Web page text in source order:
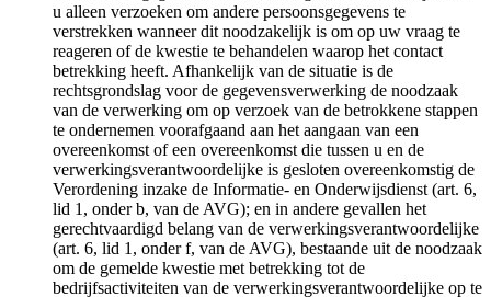
u alleen verzoeken om andere persoonsgegevens te
verstrekken wanneer dit noodzakelijk is om op uw vraag te
reageren of de kwestie te behandelen waarop het contact
betrekking heeft. Afhankelijk van de situatie is de
rechtsgrondslag voor de gegevensverwerking de noodzaak
van de verwerking om op verzoek van de betrokkene stappen
te ondernemen voorafgaand aan het aangaan van een
overeenkomst of een overeenkomst die tussen u en de
verwerkingsverantwoordelijke is gesloten overeenkomstig de
Verordening inzake de Informatie- en Onderwijsdienst (art. 6,
lid 1, onder b, van de AVG); en in andere gevallen het
gerechtvaardigd belang van de verwerkingsverantwoordelijke
(art. 6, lid 1, onder f, van de AVG), bestaande uit de noodzaak
om de gemelde kwestie met betrekking tot de
bedrijfsactiviteiten van de verwerkingsverantwoordelijke op te